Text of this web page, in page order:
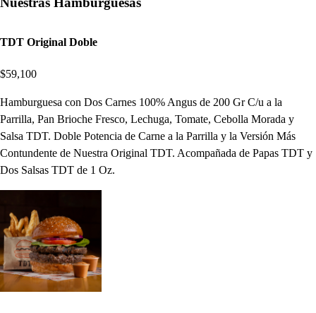
TDT Original Doble
$59,100
Hamburguesa con Dos Carnes 100% Angus de 200 Gr C/u a la
Parrilla, Pan Brioche Fresco, Lechuga, Tomate, Cebolla Morada y
Salsa TDT. Doble Potencia de Carne a la Parrilla y la Versión Más
Contundente de Nuestra Original TDT. Acompañada de Papas TDT y
Dos Salsas TDT de 1 Oz.